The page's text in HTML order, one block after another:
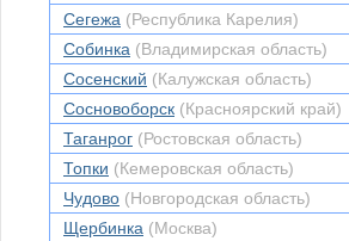
Сегежа (Республика Карелия)
Собинка (Владимирская область)
Сосенский (Калужская область)
Сосновоборск (Красноярский край)
Таганрог (Ростовская область)
Топки (Кемеровская область)
Чудово (Новгородская область)
Щербинка (Москва)